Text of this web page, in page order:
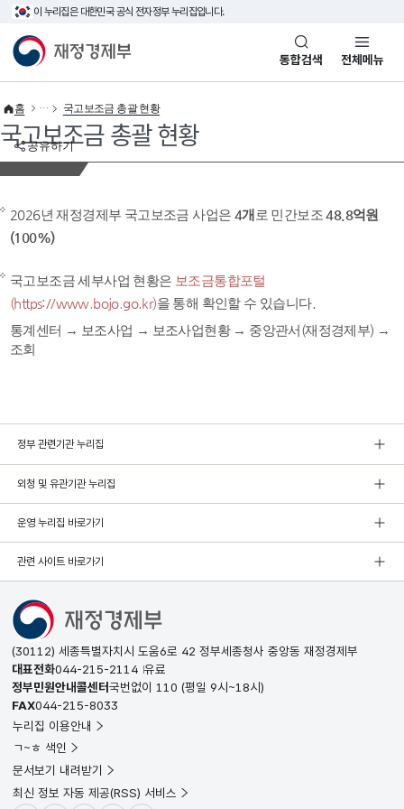
이 누리집은 대한민국 공식 전자정부 누리집입니다.
재정경제부(www.mofe.go.kr)통합검색 전체메뉴
공유하기
홈 국고보조금 총괄 현황
국고보조금 총괄 현황
2026년 재정경제부 국고보조금 사업은 4개 로 민간보조48.8억원
(100%)
국고보조금 세부사업 현황은 보조금통합포털
(https://www.bojo.go.kr)을 통해 확인할 수 있습니다.
통계센터 → 보조사업 → 보조사업현황 → 중앙관서(재정경제부) →
조회
정부 관련기관 누리집
외청 및 유관기관 누리집
운영 누리집 바로가기
관련 사이트 바로가기
(30112) 세종특별자치시 도움6로 42 정부세종청사 중앙동 재정경제부
대표전화044-215-2114 유료
정부민원안내콜센터국번없이 110 (평일 9시~18시)
FAX044-215-8033
누리집 이용안내
ㄱ~ㅎ 색인
문서보기 내려받기
최신 정보 자동 제공(RSS) 서비스